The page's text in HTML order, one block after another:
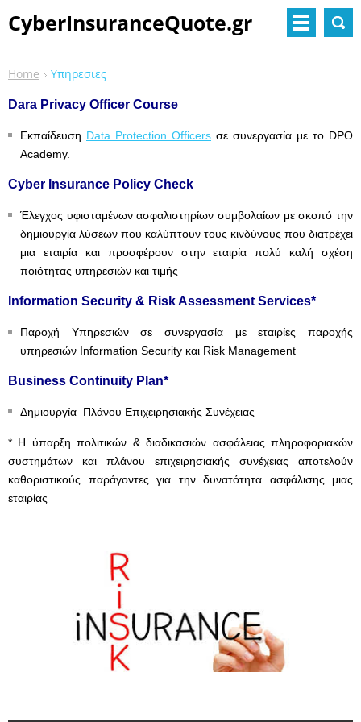
CyberInsuranceQuote.gr
Home Υπηρεσιες
Dara Privacy Officer Course
Εκπαίδευση Data Protection Officers σε συνεργασία με το DPO
Academy.
Cyber Insurance Policy Check
Έλεγχος υφισταμένων ασφαλιστηρίων συμβολαίων με σκοπό την
δημιουργία λύσεων που καλύπτουν τους κινδύνους που διατρέχει
μια εταιρία και προσφέρουν στην εταιρία πολύ καλή σχέση
ποιότητας υπηρεσιών και τιμής
Information Security & Risk Assessment Services*
Παροχή Υπηρεσιών σε συνεργασία με εταιρίες παροχής
υπηρεσιών Information Security και Risk Management
Business Continuity Plan*
Δημιουργία Πλάνου Επιχειρησιακής Συνέχειας
* H ύπαρξη πολιτικών & διαδικασιών ασφάλειας πληροφοριακών
συστημάτων και πλάνου επιχειρησιακής συνέχειας αποτελούν
καθοριστικούς παράγοντες για την δυνατότητα ασφάλισης μιας
εταιρίας